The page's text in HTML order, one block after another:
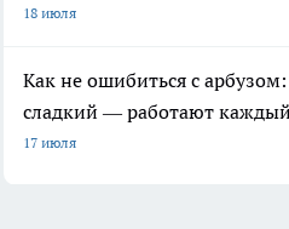
18 июля
Как не ошибиться с
сладкий — работают
17 июля